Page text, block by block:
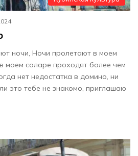
ночи, Ночи пролетают в моем
моем соларе проходят более чем
нет недостатка в домино, ни
это тебе не знакомо, приглашаю